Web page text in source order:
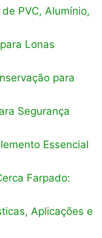
PVC, Alumínio,
Lonas
para
Segurança
Essencial
Farpado:
Aplicações e